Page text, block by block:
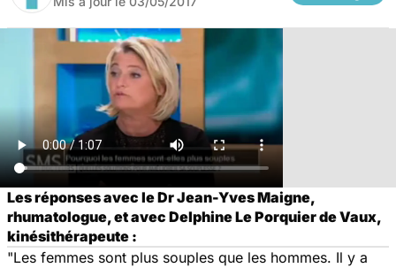
Les réponses avec le Dr Jean-Yves Maigne,
rhumatologue, et avec Delphine Le Porquier de Vaux,
kinésithérapeute :
"Les femmes sont plus souples que les hommes. Il y a